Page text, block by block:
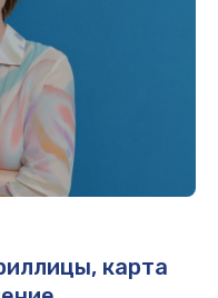
карта